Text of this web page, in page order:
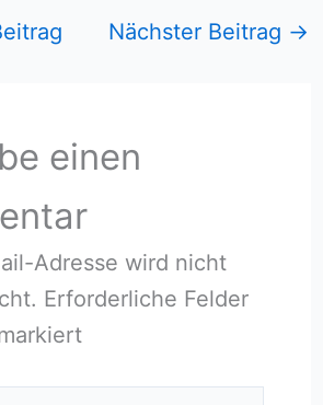
Nächster Beitrag →
einen
Adresse wird nicht
Erforderliche Felder